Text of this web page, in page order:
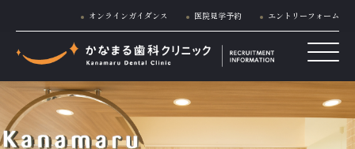
オンラインガイダンス 医院見学予約 エントリーフォーム